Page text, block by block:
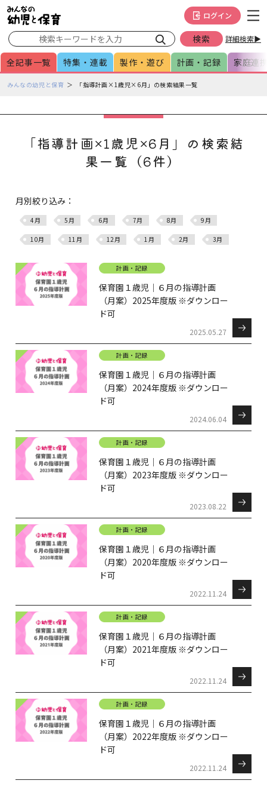
詳細検索▶
ログイン
全記事一覧 特集・連載 製作・遊び 計画・記録 家庭連
ペみんなの幼児と保育 「指導計画×1歳児×6月」の検索結果一覧
「指導計画×1歳児×6月」の検索結
果一覧（6件）
月別絞り込み：
4月 5月 6月 7月 8月 9月
10月 11月 12月 1月 2月 3月
計画・記録
保育園１歳児｜６月の指導計画
（月案）2025年度版 ※ダウンロー
ド可
2025.05.27
計画・記録
保育園１歳児｜６月の指導計画
（月案）2024年度版 ※ダウンロー
ド可
2024.06.04
計画・記録
保育園１歳児｜６月の指導計画
（月案）2023年度版 ※ダウンロー
ド可
2023.08.22
計画・記録
保育園１歳児｜６月の指導計画
（月案）2020年度版 ※ダウンロー
ド可
2022.11.24
計画・記録
保育園１歳児｜６月の指導計画
（月案）2021年度版 ※ダウンロー
ド可
2022.11.24
計画・記録
保育園１歳児｜６月の指導計画
（月案）2022年度版 ※ダウンロー
ド可
2022.11.24